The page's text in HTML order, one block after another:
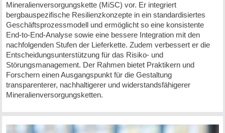
Mineralienversorgungskette (MiSC) vor. Er integriert
bergbauspezifische Resilienzkonzepte in ein standardisiertes
Geschäftsprozessmodell und ermöglicht so eine konsistente
End-to-End-Analyse sowie eine bessere Integration mit den
nachfolgenden Stufen der Lieferkette. Zudem verbessert er die
Entscheidungsunterstützung für das Risiko- und
Störungsmanagement. Der Rahmen bietet Praktikern und
Forschern einen Ausgangspunkt für die Gestaltung
transparenterer, nachhaltigerer und widerstandsfähigerer
Mineralienversorgungsketten.